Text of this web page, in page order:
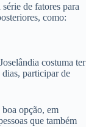
de fatores para
como:
costuma ter
participar de
boa opção, em
que também